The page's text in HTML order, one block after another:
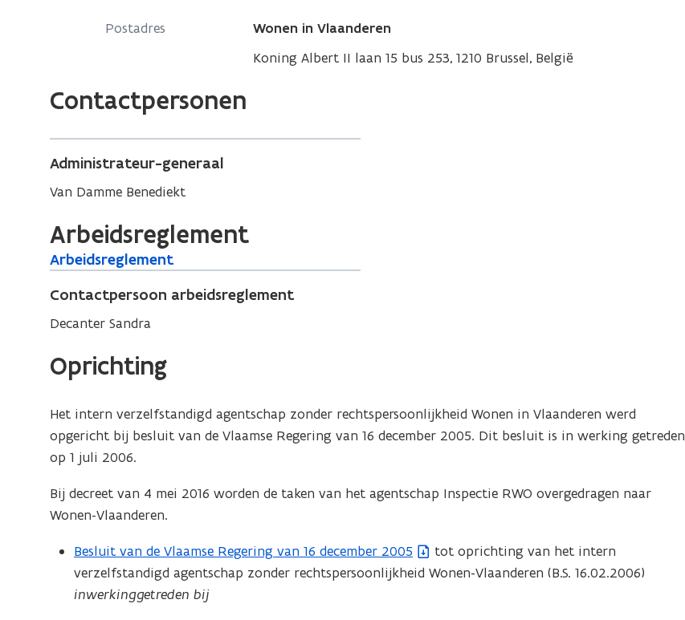
e
e
n
n
e
n
Postadres
Wonen in Vlaanderen
Koning Albert II laan 15 bus 253, 1210 Brussel, België
Contactpersonen
Administrateur-generaal
Van Damme Benediekt
Arbeidsreglement
A
b
e
d
r
e
g
e
m
Arbeidsreglement
A
r
b
e
d
s
e
g
l
m
e
Contactpersoon arbeidsreglement
Decanter Sandra
Oprichting
Het intern verzelfstandigd agentschap zonder rechtspersoonlijkheid Wonen in Vlaanderen werd
opgericht bij besluit van de Vlaamse Regering van 16 december 2005. Dit besluit is in werking getreden
op 1 juli 2006.
Bij decreet van 4 mei 2016 worden de taken van het agentschap Inspectie RWO overgedragen naar
Wonen-Vlaanderen.
Besluit van de Vlaamse Regering van 16 december 2005
(
b
e
tot oprichting van het intern
verzelfstandigd agentschap zonder rechtspersoonlijkheid Wonen-Vlaanderen (B.S. 16.02.2006)
inwerkinggetreden bij